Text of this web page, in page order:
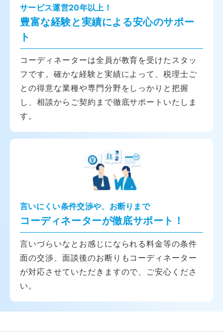
サービス運営20年以上！
豊富な経験と実績による安心のサポー
ト
コーディネーターは全員が教育を受けたスタッ
フです。確かな経験と実績によって、税理士ご
との得意な業種や専門分野をしっかりと把握
し、相談からご契約まで徹底サポートいたしま
す。
言いにくい条件交渉や、お断りまで
コーディネーターが徹底サポート！
言いづらいなとお感じになられる料金等の条件
面の交渉、面談後のお断りもコーディネーター
が対応させていただきますので、ご安心くださ
い。